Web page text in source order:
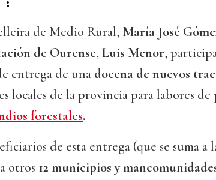
de Medio Rural, María José
de Ourense, Luis Menor,
entrega de una docena de nuevos
locales de la provincia para labores de
forestales.
de esta entrega (que se suma a
otros 12 municipios y